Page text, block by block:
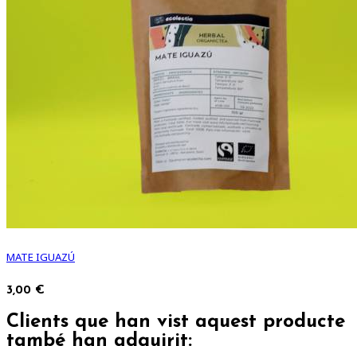
MATE IGUAZÚ
3,00 €
Clients que han vist aquest producte
també han adquirit: